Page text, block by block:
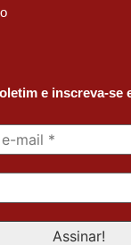
e inscreva-se